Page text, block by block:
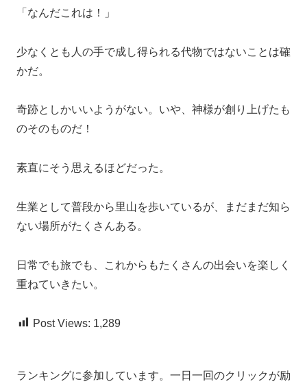
「なんだこれは！」
少なくとも人の手で成し得られる代物ではないことは確
かだ。
奇跡としかいいようがない。いや、神様が創り上げたも
のそのものだ！
素直にそう思えるほどだった。
生業として普段から里山を歩いているが、まだまだ知ら
ない場所がたくさんある。
日常でも旅でも、これからもたくさんの出会いを楽しく
重ねていきたい。
Post Views: 1,289
ランキングに参加しています。一日一回のクリックが励